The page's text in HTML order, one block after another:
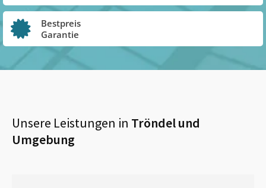
Bestpreis
Garantie
Unsere Leistungen in Tröndelund
Umgebung